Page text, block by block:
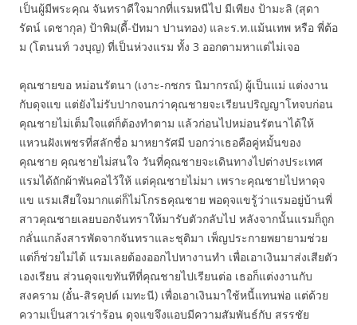
เป็นผู้มีพระคุณ จันทราดีใจมากที่แรมหนีไป มีเพียง ป้ามะลิ (สุดา
รัตน์ เดชากุล) ป้าพิม(ดี้-ปัทมา ปานทอง) และร.ท.แม้นเทพ หรือ พี่ต้อ
ม (โตนนท์ วงบุญ) ที่เป็นห่วงแรม ทั้ง 3 ออกตามหาแต่ไม่เจอ
คุณชายขอ หม่อนรัตนา (เงาะ-กชกร นิมากรณ์) ผู้เป็นแม่ แต่งงาน
กับดุจแข แต่ยังไม่รับปากจนกว่าคุณชายจะเรียนปริญญาโทจบก่อน
คุณชายไม่เต็มใจแต่ก็ต้องทำตาม แล้วก่อนไปหม่อนรัตนาได้ให้
แหวนฝังเพชรที่สลักชื่อ มาหยารัศมี บอกว่าเธอคือคู่หมั้นของ
คุณชาย คุณชายไม่สนใจ วันที่คุณชายจะเดินทางไปต่างประเทศ
แรมได้ถักผ้าพันคอไว้ให้ แต่คุณชายไม่มา เพราะคุณชายไปหาดุจ
แข แรมเสียใจมากแต่ก็ไม่โกรธคุณชาย พอดุจแขรู้ว่าแรมอยู่บ้านพี่
สาวคุณชายเลยบอกจันทราให้มารับตัวกลับไป หลังจากนั้นแรมก็ถูก
กลั่นแกล้งสารพัดจากจันทราและชุติมา เพ็ญประกายพยายามช่วย
แต่ก็ช่วยไม่ได้ แรมเลยต้องออกไปหางานทำ เพื่อเอาเงินมาส่งเสียตัว
เองเรียน ส่วนดุจแขทันทีที่คุณชายไปเรียนต่อ เธอก็แต่งงานกับ
สงคราม (อั๋น-สิรคุปต์ เมทะนี) เพื่อเอาเงินมาใช้หนี้แทนพ่อ แต่ด้วย
ความเป็นสาวเร่าร้อน ดุจแขจึงแอบมีความสัมพันธ์กับ สรรชัย